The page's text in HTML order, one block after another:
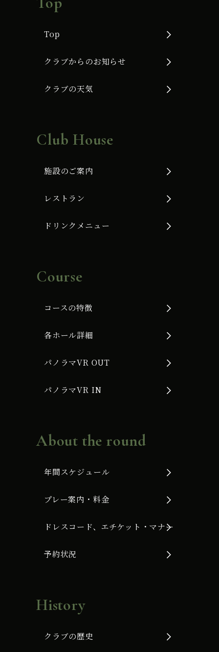
Top
クラブからのお知らせ
クラブの天気
Club House
施設のご案内
レストラン
ドリンクメニュー
Course
コースの特徴
各ホール詳細
パノラマVR OUT
パノラマVR IN
About the round
年間スケジュール
プレー案内・料金
ドレスコード、エチケット・マナー
予約状況
History
クラブの歴史